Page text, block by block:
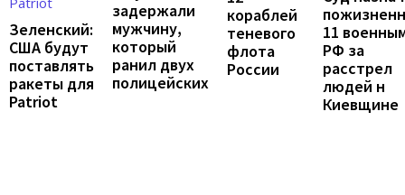
Зеленский:
США будут
поставлять
ракеты для
Patriot
задержали
мужчину,
который
ранил двух
полицейских
кораблей
теневого
флота
России
11
РФ за
расстрел
людей н
Киевщине